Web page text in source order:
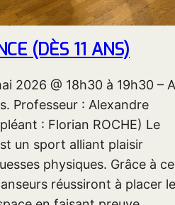
(DÈS 11 ANS)
2026 @ 18h30 à 19h30 – A
Professeur : Alexandre
: Florian ROCHE) Le
un sport alliant plaisir
physiques. Grâce à ce
réussiront à placer